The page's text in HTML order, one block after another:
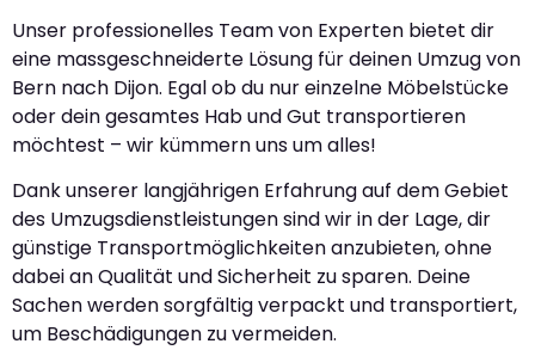
Unser professionelles Team von Experten bietet dir
eine massgeschneiderte Lösung für deinen Umzug von
Bern nach Dijon. Egal ob du nur einzelne Möbelstücke
oder dein gesamtes Hab und Gut transportieren
möchtest – wir kümmern uns um alles!
Dank unserer langjährigen Erfahrung auf dem Gebiet
des Umzugsdienstleistungen sind wir in der Lage, dir
günstige Transportmöglichkeiten anzubieten, ohne
dabei an Qualität und Sicherheit zu sparen. Deine
Sachen werden sorgfältig verpackt und transportiert,
um Beschädigungen zu vermeiden.